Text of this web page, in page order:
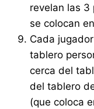
revelan las 3
se colocan
Cada
tablero
cerca del
del tablero
(que coloca